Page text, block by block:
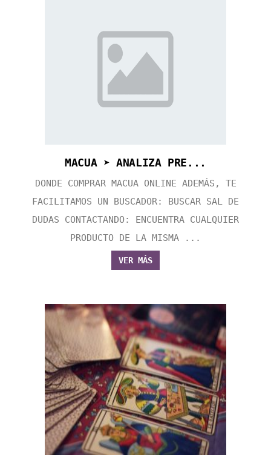
MACUA ➤ ANALIZA PRE...
DONDE COMPRAR MACUA ONLINE ADEMÁS, TE
FACILITAMOS UN BUSCADOR: BUSCAR SAL DE
DUDAS CONTACTANDO: ENCUENTRA CUALQUIER
PRODUCTO DE LA MISMA ...
VER MÁS